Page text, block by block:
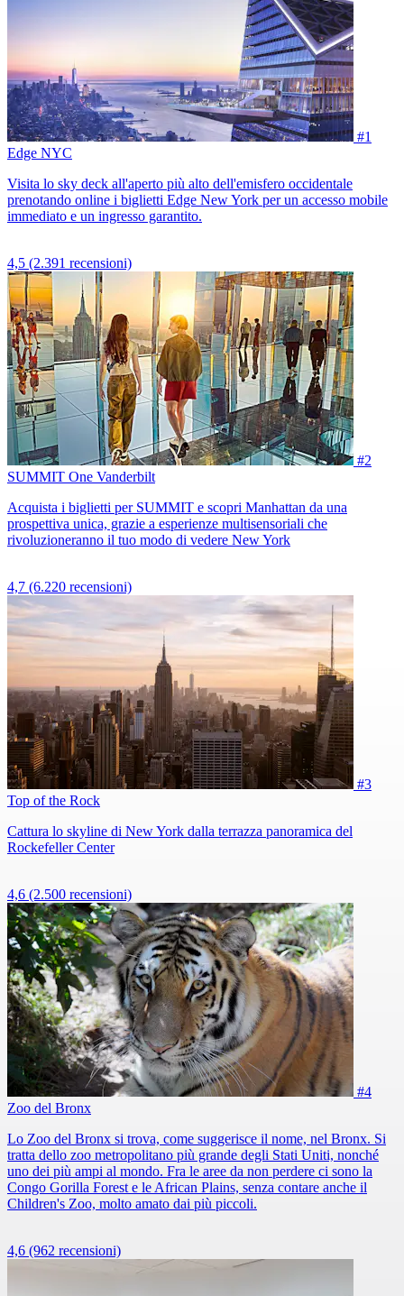
#1
Edge NYC
Visita lo sky deck all'aperto più alto dell'emisfero occidentale
prenotando online i biglietti Edge New York per un accesso mobile
immediato e un ingresso garantito.
4,5 (2.391 recensioni)
#2
SUMMIT One Vanderbilt
Acquista i biglietti per SUMMIT e scopri Manhattan da una
prospettiva unica, grazie a esperienze multisensoriali che
rivoluzioneranno il tuo modo di vedere New York
4,7 (6.220 recensioni)
#3
Top of the Rock
Cattura lo skyline di New York dalla terrazza panoramica del
Rockefeller Center
4,6 (2.500 recensioni)
#4
Zoo del Bronx
Lo Zoo del Bronx si trova, come suggerisce il nome, nel Bronx. Si
tratta dello zoo metropolitano più grande degli Stati Uniti, nonché
uno dei più ampi al mondo. Fra le aree da non perdere ci sono la
Congo Gorilla Forest e le African Plains, senza contare anche il
Children's Zoo, molto amato dai più piccoli.
4,6 (962 recensioni)